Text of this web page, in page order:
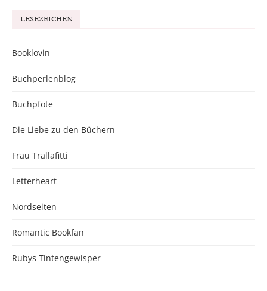
LESEZEICHEN
Booklovin
Buchperlenblog
Buchpfote
Die Liebe zu den Büchern
Frau Trallafitti
Letterheart
Nordseiten
Romantic Bookfan
Rubys Tintengewisper